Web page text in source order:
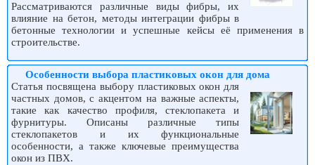
Рассматриваются различные виды фибры, их
влияние на бетон, методы интеграции фибры в
бетонные технологии и успешные кейсы её применения в
строительстве.
Особенности выбора пластиковых окон для дома
Статья посвящена выбору пластиковых окон для
частных домов, с акцентом на важные аспекты,
такие как качество профиля, стеклопакета и
фурнитуры. Описаны различные типы
стеклопакетов и их функциональные
особенности, а также ключевые преимущества
окон из ПВХ.